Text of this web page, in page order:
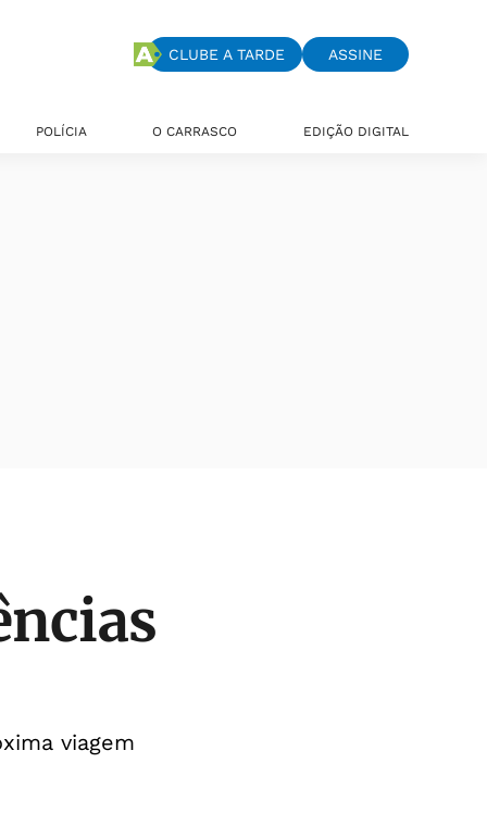
CLUBE A TARDE ASSINE
POLÍCIA O CARRASCO EDIÇÃO DIGITAL
viagem